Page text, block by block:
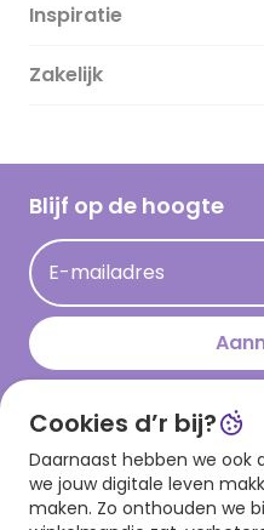
Over ons
Duurzaamheid
Hallmark Kaartclub
Acties
Persberichten
Hallmark en
Inspiratie
Magazine
Cadeau inspiratie
Kaartinspiratie
Zakelijk
Blijf op de hoogte
E-mailadres
Download onze app
Cookies d’r bij?
Daarnaast hebben we ook
we jouw digitale leven
maken. Zo onthouden we